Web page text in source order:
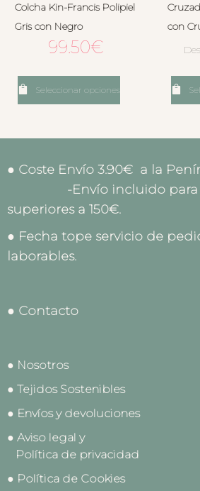
Colcha Kin-Francis Polipiel
Gris con Negro
99.50€
Seleccionar opciones
con
● Coste Envío 3.90€ a
-Envío incluido para
superiores a 150€.
● Fecha tope servicio de
laborables.
● Contacto
● Nosotros
● Tejidos Sostenibles
● Envíos y devoluciones
● Aviso legal y
Política de privacidad
● Política de Cookies